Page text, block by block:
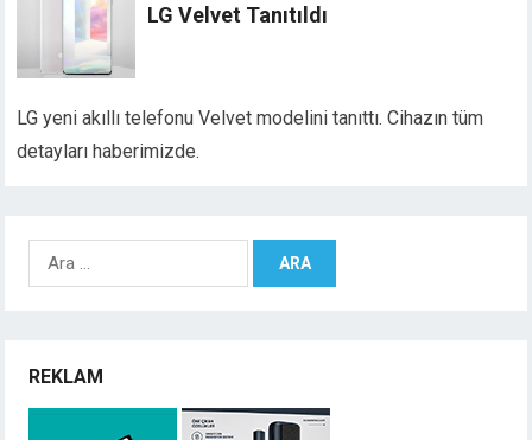
LG Velvet Tanıtıldı
LG yeni akıllı telefonu Velvet modelini tanıttı. Cihazın tüm
detayları haberimizde.
Arama:
REKLAM